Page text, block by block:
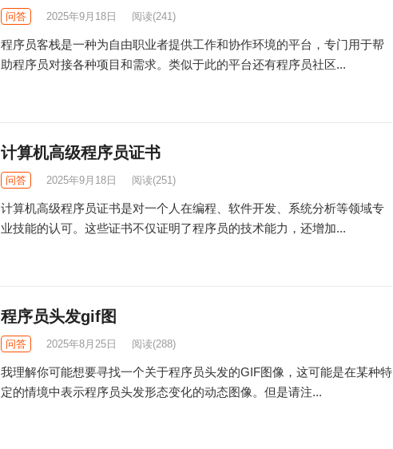
问答 2025年9月18日 阅读(241)
程序员客栈是一种为自由职业者提供工作和协作环境的平台，专门用于帮
助程序员对接各种项目和需求。类似于此的平台还有程序员社区...
计算机高级程序员证书
问答 2025年9月18日 阅读(251)
计算机高级程序员证书是对一个人在编程、软件开发、系统分析等领域专
业技能的认可。这些证书不仅证明了程序员的技术能力，还增加...
程序员头发gif图
问答 2025年8月25日 阅读(288)
我理解你可能想要寻找一个关于程序员头发的GIF图像，这可能是在某种特
定的情境中表示程序员头发形态变化的动态图像。但是请注...